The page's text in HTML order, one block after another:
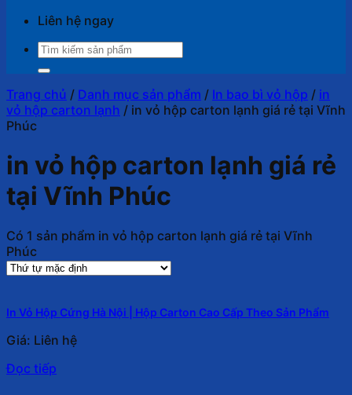
Liên hệ ngay
Tìm
kiếm:
Trang chủ / Danh mục sản phẩm / In bao bì vỏ hộp / in
vỏ hộp carton lạnh / in vỏ hộp carton lạnh giá rẻ tại Vĩnh
Phúc
in vỏ hộp carton lạnh giá rẻ
tại Vĩnh Phúc
Có 1 sản phẩm in vỏ hộp carton lạnh giá rẻ tại Vĩnh
Phúc
In Vỏ Hộp Cứng Hà Nội | Hộp Carton Cao Cấp Theo Sản Phẩm
Giá: Liên hệ
Đọc tiếp